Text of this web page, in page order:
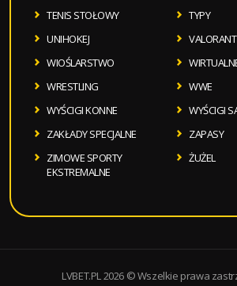
TENIS STOŁOWY
TYPY
UNIHOKEJ
VALORANT
WIOŚLARSTWO
WRESTLING
WWE
WYŚCIGI KONNE
WYŚCIGI
ZAKŁADY SPECJALNE
ZAPASY
ZIMOWE SPORTY
EKSTREMALNE
ŻUŻEL
LVBET.PL 2026 © Wszelkie prawa